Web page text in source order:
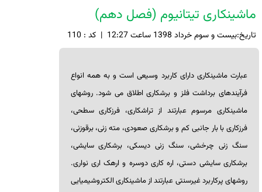
ماشینکاری تیتانیوم (فصل دهم)
تاريخ:بيست و سوم خرداد 1398 ساعت 12:27 | کد : 110
عبارت ماشین­کاری دارای کاربرد وسیعی است و به همه انواع
فرآیندهای برداشت فلز و برشکاری اطلاق می­ شود. روش­های
ماشین­کاری مرسوم عبارتند از تراشکاری، فرزکاری سطحی،
فرزکاری با بار جانبی کم و برشکاری صعودی، مته ­زنی، برقوزنی،
سنگ ­زنی چرخشی، سنگ ­زنی دیسکی، برشکاری سایشی،
برشکاری سایشی دستی، اره­ کاری دوسره و اره­ک اری نواری.
روش­های پرکاربرد غیرسنتی عبارتند از ماشین­کاری الکتروشیمیایی